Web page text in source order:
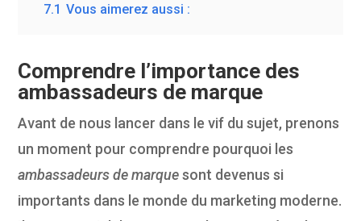
7.1 Vous aimerez aussi :
Comprendre l’importance des
ambassadeurs de marque
Avant de nous lancer dans le vif du sujet, prenons
un moment pour comprendre pourquoi les
ambassadeurs de marquesont devenus si
importants dans le monde du marketing moderne.